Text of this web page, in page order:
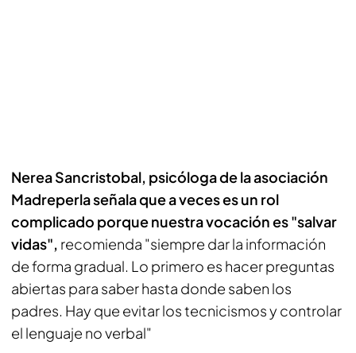
Nerea Sancristobal, psicóloga de la asociación
Madreperla señala que a veces es un rol
complicado porque nuestra vocación es "salvar
vidas", recomienda "siempre dar la información
de forma gradual. Lo primero es hacer preguntas
abiertas para saber hasta donde saben los
padres. Hay que evitar los tecnicismos y controlar
el lenguaje no verbal"